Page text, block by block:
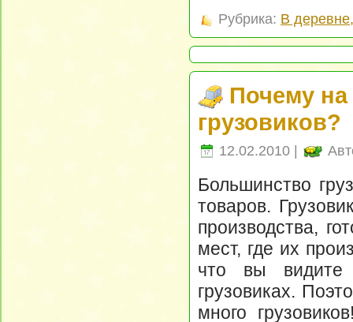
Рубрика: В
Почему на
грузовиков?
12.02.2010 |
Большинство
товаров.
производства,
мест, где их
что вы видите
грузовиках.
много